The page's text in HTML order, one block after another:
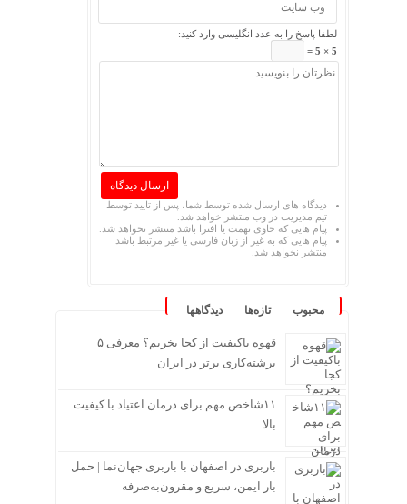
لطفا پاسخ را به عدد انگلیسی وارد کنید:
5 × 5 =
دیدگاه های ارسال شده توسط شما، پس از تایید توسط
تیم مدیریت در وب منتشر خواهد شد.
پیام هایی که حاوی تهمت یا افترا باشد منتشر نخواهد شد.
پیام هایی که به غیر از زبان فارسی یا غیر مرتبط باشد
منتشر نخواهد شد.
محبوب تازه‌ها دیدگاهها
قهوه باکیفیت از کجا بخریم؟ معرفی ۵
برشته‌کاری برتر در ایران
۱۱شاخص مهم برای درمان اعتیاد با کیفیت
بالا
باربری در اصفهان با باربری جهان‌نما | حمل
بار ایمن، سریع و مقرون‌به‌صرفه